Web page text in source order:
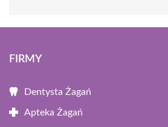
FIRMY
Dentysta Żagań
Apteka Żagań